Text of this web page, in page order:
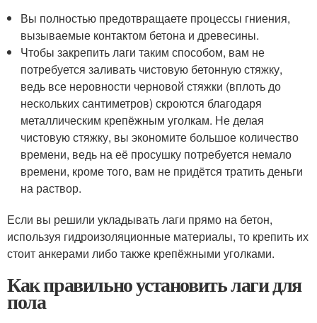
Вы полностью предотвращаете процессы гниения,
вызываемые контактом бетона и древесины.
Чтобы закрепить лаги таким способом, вам не
потребуется заливать чистовую бетонную стяжку,
ведь все неровности черновой стяжки (вплоть до
нескольких сантиметров) скроются благодаря
металлическим крепёжным уголкам. Не делая
чистовую стяжку, вы экономите большое количество
времени, ведь на её просушку потребуется немало
времени, кроме того, вам не придётся тратить деньги
на раствор.
Если вы решили укладывать лаги прямо на бетон,
используя гидроизоляционные материалы, то крепить их
стоит анкерами либо также крепёжными уголками.
Как правильно установить лаги для
пола